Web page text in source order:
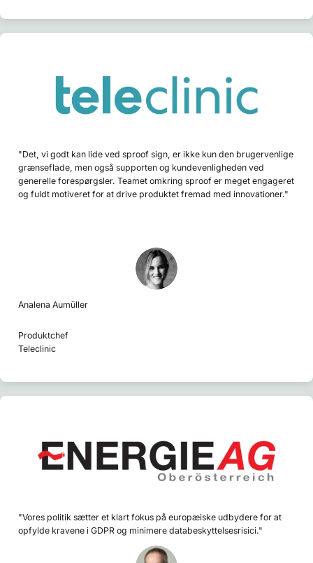
"Det, vi godt kan lide ved sproof sign, er ikke kun den brugervenlige
grænseflade, men også supporten og kundevenligheden ved
generelle forespørgsler. Teamet omkring sproof er meget engageret
og fuldt motiveret for at drive produktet fremad med innovationer."
Analena Aumüller
Produktchef
Teleclinic
"Vores politik sætter et klart fokus på europæiske udbydere for at
opfylde kravene i GDPR og minimere databeskyttelsesrisici."